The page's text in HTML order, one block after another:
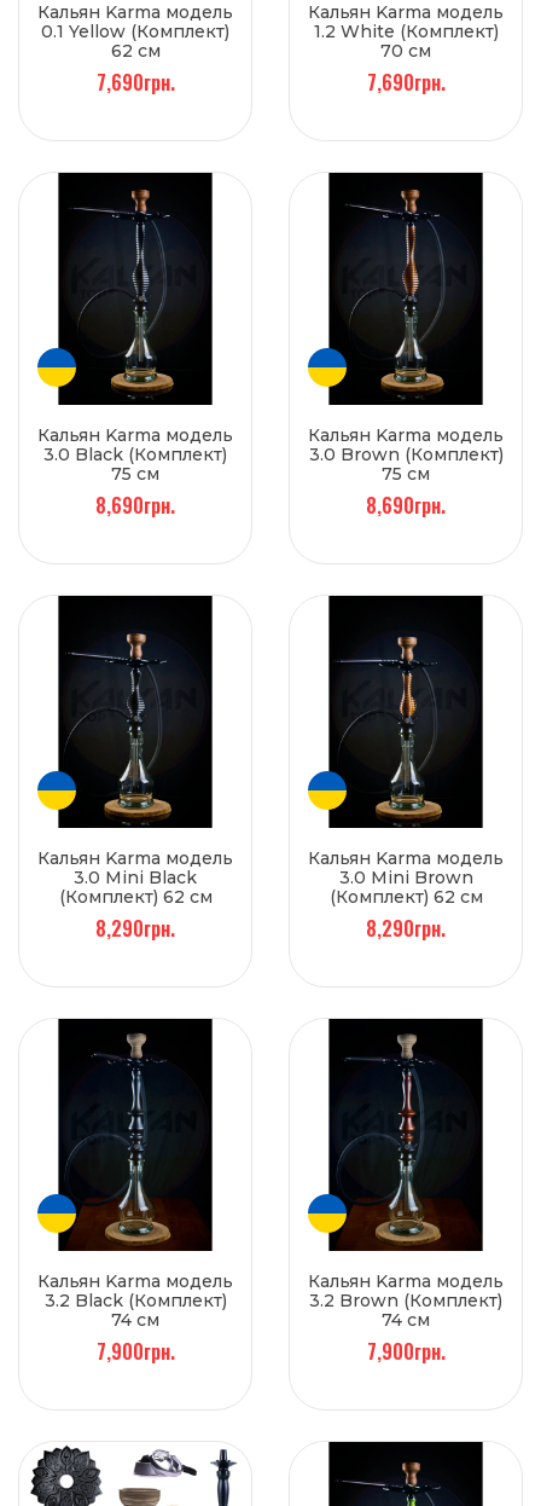
Кальян Karma модель
0.1 Yellow (Комплект)
62 см
7,690грн.
Кальян Karma модель
1.2 White (Комплект)
70 см
7,690грн.
Кальян Karma модель
3.0 Black (Комплект)
75 см
8,690грн.
Кальян Karma модель
3.0 Brown (Комплект)
75 см
8,690грн.
Кальян Karma модель
3.0 Mini Black
(Комплект) 62 см
8,290грн.
Кальян Karma модель
3.0 Mini Brown
(Комплект) 62 см
8,290грн.
Кальян Karma модель
3.2 Black (Комплект)
74 см
7,900грн.
Кальян Karma модель
3.2 Brown (Комплект)
74 см
7,900грн.